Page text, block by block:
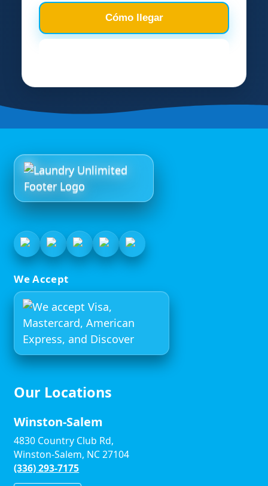
Cómo llegar
We Accept
Our Locations
Winston-Salem
4830 Country Club Rd,
Winston-Salem, NC 27104
(336) 293-7175